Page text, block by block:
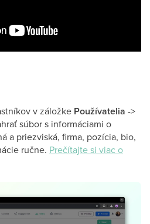
v záložke Používatelia ->
súbor s informáciami o
a priezviská, firma, pozícia, bio,
ručne. Prečítajte si viac o